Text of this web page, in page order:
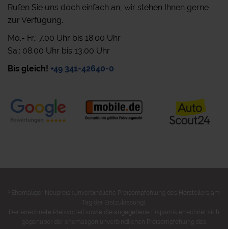
Rufen Sie uns doch einfach an, wir stehen Ihnen gerne
zur Verfügung.
Mo.- Fr.: 7.00 Uhr bis 18.00 Uhr
Sa.: 08.00 Uhr bis 13.00 Uhr
Bis gleich! +49 341-42640-0
Ehemaliger Neupreis (Unverbindliche Preisempfehlung des Herstellers am
Tag der Erstzulassung).
Der errechnete Preisvorteil sowie die angegebene Ersparnis errechnet sich
gegenüber der ehemaligen unverbindlichen Preisempfehlung des